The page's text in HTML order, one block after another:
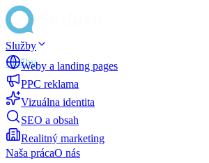
Služby
Weby a landing pages
PPC reklama
Vizuálna identita
SEO a obsah
Realitný marketing
Naša prácaO nás